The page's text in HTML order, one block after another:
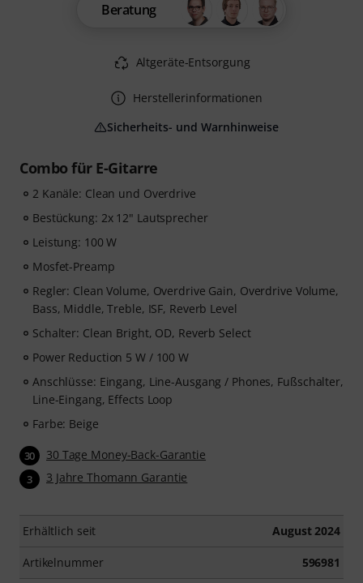
Combo für E-Gitarre
2 Kanäle: Clean und Overdrive
Bestückung: 2x 12" Lautsprecher
Leistung: 100 W
Mosfet-Preamp
Regler: Clean Volume, Overdrive Gain, Overdrive Volume,
Bass, Middle, Treble, ISF, Reverb Level
Schalter: Clean Bright, OD, Reverb Select
Power Reduction 5 W / 100 W
Anschlüsse: Eingang, Line-Ausgang / Phones, Fußschalter,
Line-Eingang, Effects Loop
Farbe: Beige
30 30 Tage Money-Back-Garantie
3 3 Jahre Thomann Garantie
Erhältlich seit August 2024
Artikelnummer 596981
Beratung
Altgeräte-Entsorgung
Herstellerinformationen
Sicherheits- und Warnhinweise